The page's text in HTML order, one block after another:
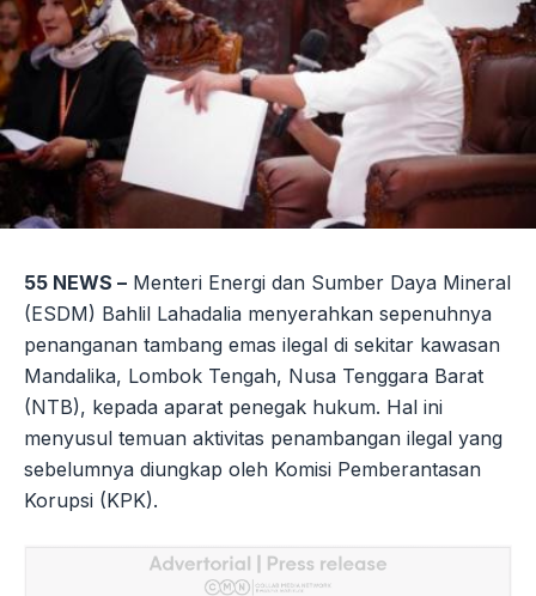
55 NEWS – Menteri Energi dan Sumber Daya Mineral
(ESDM) Bahlil Lahadalia menyerahkan sepenuhnya
penanganan tambang emas ilegal di sekitar kawasan
Mandalika, Lombok Tengah, Nusa Tenggara Barat
(NTB), kepada aparat penegak hukum. Hal ini
menyusul temuan aktivitas penambangan ilegal yang
sebelumnya diungkap oleh Komisi Pemberantasan
Korupsi (KPK).